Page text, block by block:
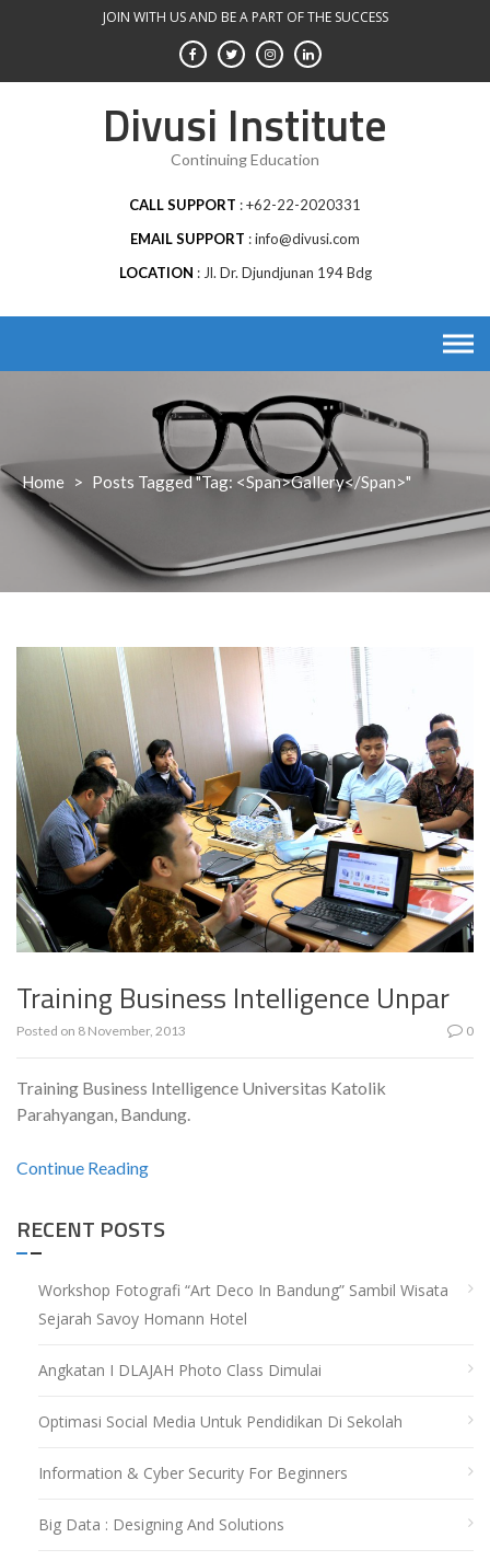
JOIN WITH US AND BE A PART OF THE SUCCESS
Divusi Institute
Continuing Education
CALL SUPPORT
+62-22-2020331
EMAIL SUPPORT
info@divusi.com
LOCATION
Jl. Dr. Djundjunan 194 Bdg
Home > Posts Tagged "Tag: <span>gallery</span>"
Training Business Intelligence Unpar
Posted on 8 November, 2013 0
Training Business Intelligence Universitas Katolik
Parahyangan, Bandung.
Continue Reading
RECENT POSTS
Workshop Fotografi “Art Deco In Bandung” Sambil Wisata
Sejarah Savoy Homann Hotel
Angkatan I DLAJAH Photo Class Dimulai
Optimasi Social Media Untuk Pendidikan Di Sekolah
Information & Cyber Security For Beginners
Big Data : Designing And Solutions